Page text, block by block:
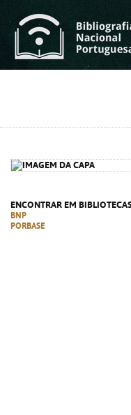
ENCONTRAR EM
BNP
PORBASE